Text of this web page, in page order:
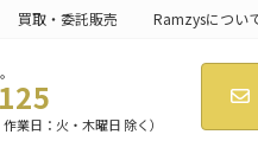
買取・委託販売 Ramzysについ
業日：火・木曜日 除く）